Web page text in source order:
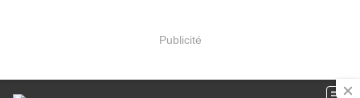
Publicité